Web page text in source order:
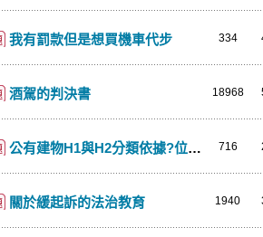
我有罰款但是想買機車代步 334
酒駕的判決書 18968
公有建物H1與H2分類依據?位於2樓的公有職務宿舍是否可免增購無障礙升降設施(客梯)? 716
關於緩起訴的法治教育 1940